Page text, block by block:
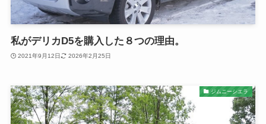
私がデリカD5を購入した８つの理由。
2021年9月12日 2026年2月25日
ジムニーシエラ